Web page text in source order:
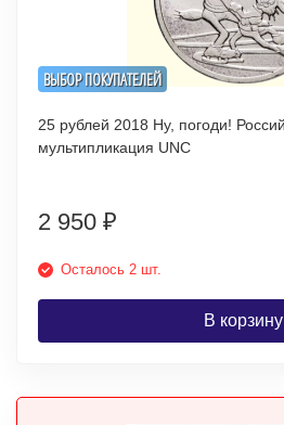
ВЫБОР ПОКУПАТЕЛЕЙ
25 рублей 2018 Ну, погоди! Российская (советская)
мультипликация UNC
2 950 ₽
Осталось 2 шт.
В корзину